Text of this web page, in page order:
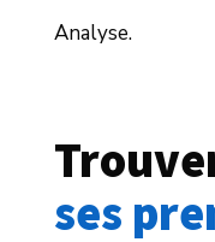
Analyse.
ses